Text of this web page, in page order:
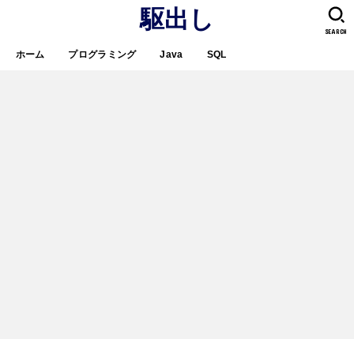
駆出し
ホーム プログラミング Java SQL
SEARCH